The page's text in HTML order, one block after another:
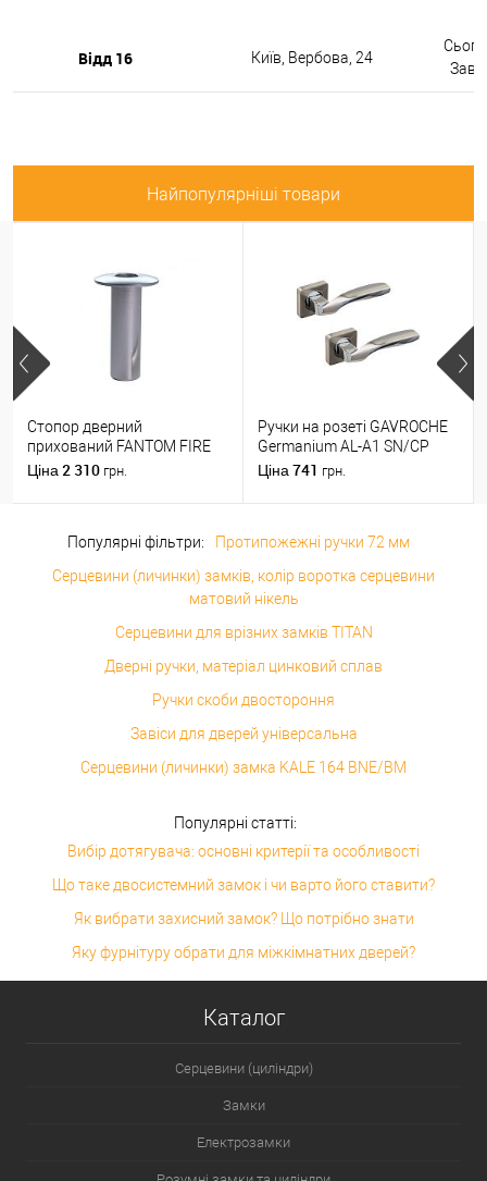
Відд 16 Київ, Вербова, 24
Найпопулярніші товари
Стопор дверний
прихований FANTOM FIRE
магнітний хром матовий
Ціна 2 310 грн.
Ручки на розеті GAVROCHE
Germanium AL-A1 SN/CP
нікель/хром
Ціна 741 грн.
Популярні фільтри:
Протипожежні ручки 72 мм
Серцевини (личинки) замків, колір воротка серцевини
матовий нікель
Серцевини для врізних замків TITAN
Дверні ручки, матеріал цинковий сплав
Ручки скоби двостороння
Завіси для дверей універсальна
Серцевини (личинки) замка KALE 164 BNE/BM
Популярні статті:
Вибір дотягувача: основні критерії та особливості
Що таке двосистемний замок і чи варто його ставити?
Як вибрати захисний замок? Що потрібно знати
Яку фурнітуру обрати для міжкімнатних дверей?
Каталог
Серцевини (циліндри)
Замки
Електрозамки